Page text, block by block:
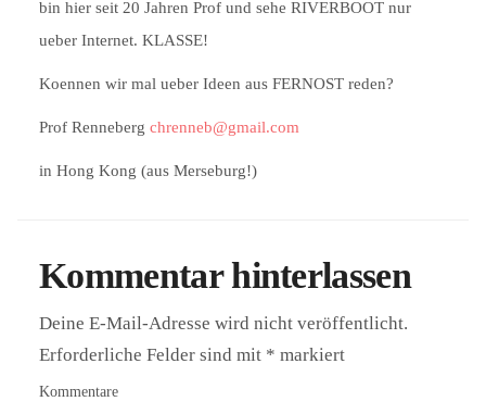
bin hier seit 20 Jahren Prof und sehe RIVERBOOT nur
ueber Internet. KLASSE!
Koennen wir mal ueber Ideen aus FERNOST reden?
Prof Renneberg chrenneb@gmail.com
in Hong Kong (aus Merseburg!)
Kommentar hinterlassen
Deine E-Mail-Adresse wird nicht veröffentlicht.
Erforderliche Felder sind mit * markiert
Kommentare